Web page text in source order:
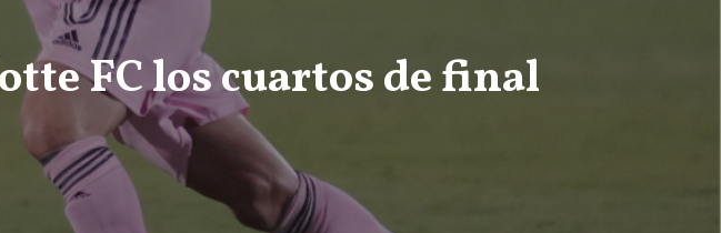
FC los cuartos de final